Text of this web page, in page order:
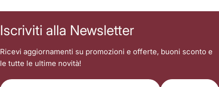
patologie a carico dei tendini, i veri e
un tendine fa male, la prima reazione di
tutti è quella di autodiagnosticarsi una
"tendinite", applicare del ghiaccio,
contatto con il
singolo passo.
Iscriviti alla Newsletter
Ricevi aggiornamenti su promozioni e offerte, buoni sconto e
le tutte le ultime novità!
E-